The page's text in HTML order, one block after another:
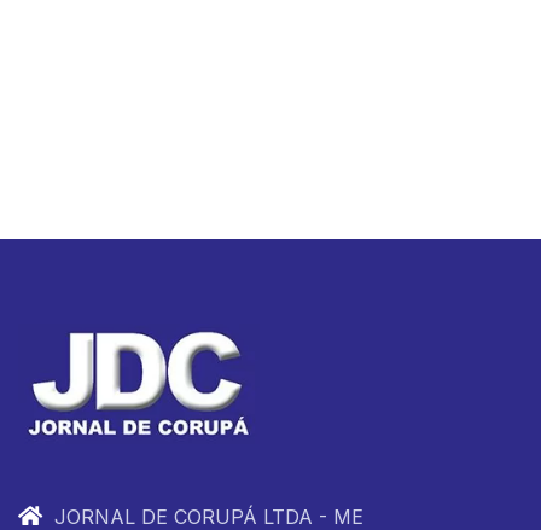
JORNAL DE CORUPÁ LTDA - ME